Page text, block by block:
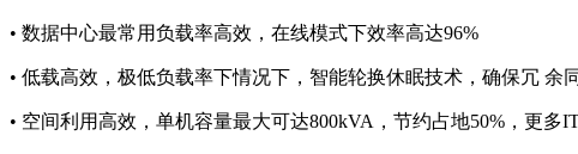
• 数据中心最常用负载率高效，在线模式下效率高达96%
• 低载高效，极低负载率下情况下，智能轮换休眠技术，确保冗 余
• 空间利用高效，单机容量最大可达800kVA，节约占地50%，更多